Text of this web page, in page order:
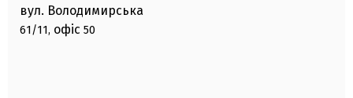
вул. Володимирська
61/11, офіс 50